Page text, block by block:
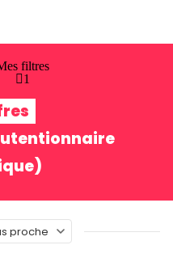
filtres
1